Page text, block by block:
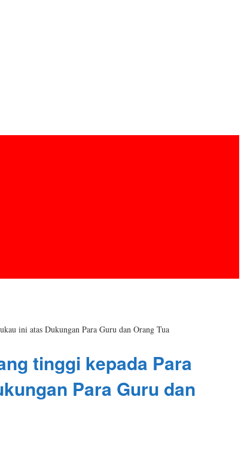
ini atas Dukungan Para Guru dan Orang Tua
tinggi kepada Para
Para Guru dan